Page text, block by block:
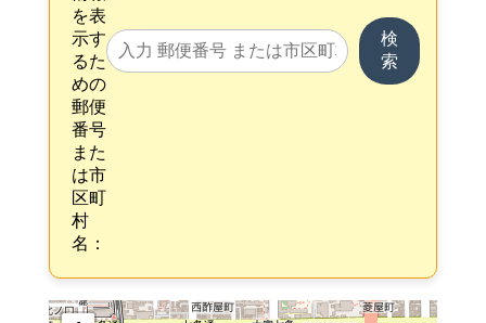
を表
示す
るた
めの
郵便
番号
また
は市
区町
村
名：
検
索